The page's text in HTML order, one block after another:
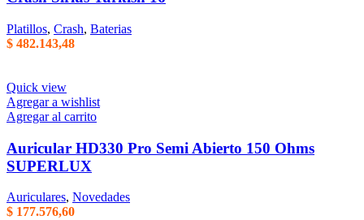
Platillos, Crash, Baterias
$ 482.143,48
Quick view
Agregar a wishlist
Agregar al carrito
Auricular HD330 Pro Semi Abierto 150 Ohms
SUPERLUX
Auriculares, Novedades
$ 177.576,60